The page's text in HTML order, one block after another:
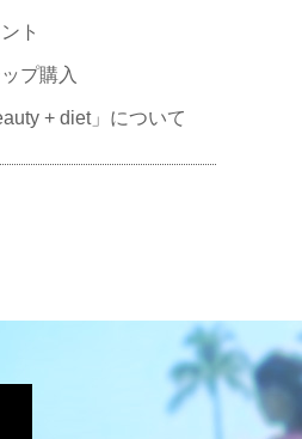
ト
プ購入
+ diet」について